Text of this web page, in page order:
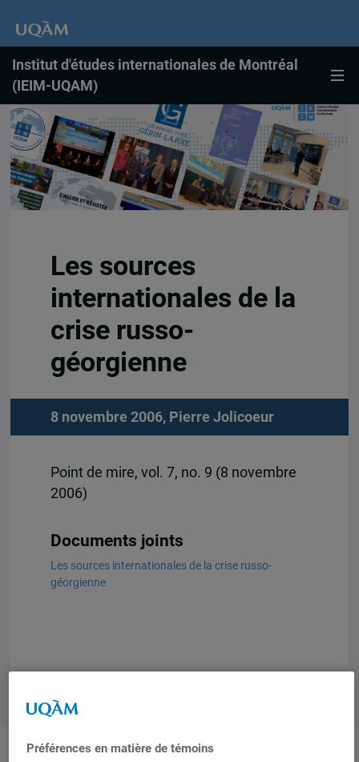
Institut d'études internationales de Montréal
(IEIM-UQAM)
Les sources
internationales de la
crise russo-
géorgienne
8 novembre 2006, Pierre Jolicoeur
Point de mire, vol. 7, no. 9 (8 novembre
2006)
Documents joints
Les sources internationales de la crise russo-
géorgienne
Préférences en matière de témoins